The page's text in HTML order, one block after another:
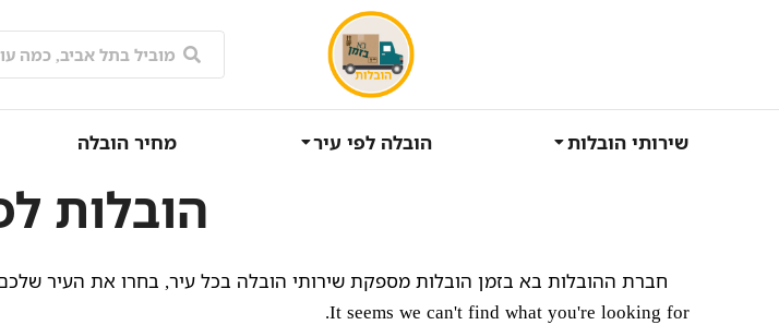
שירותי הובלות הובלה לפי עיר מחיר הובלה
הובלות
חברת ההובלות בא בזמן הובלות מספקת שירותי הובלה בכל עיר, בחרו את העיר
It seems we can't find what you're looking for.